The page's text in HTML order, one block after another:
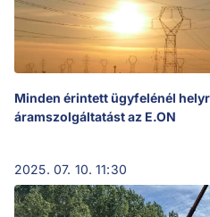
Minden érintett ügyfelénél
áramszolgáltatást az E.ON
2025. 07. 10. 11:30